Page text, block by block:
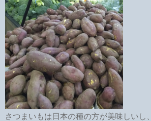
さつまいもは日本の種の方が美味しいし、